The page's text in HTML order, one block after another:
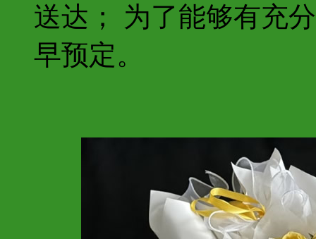
送达； 为了能够有充
早预定。